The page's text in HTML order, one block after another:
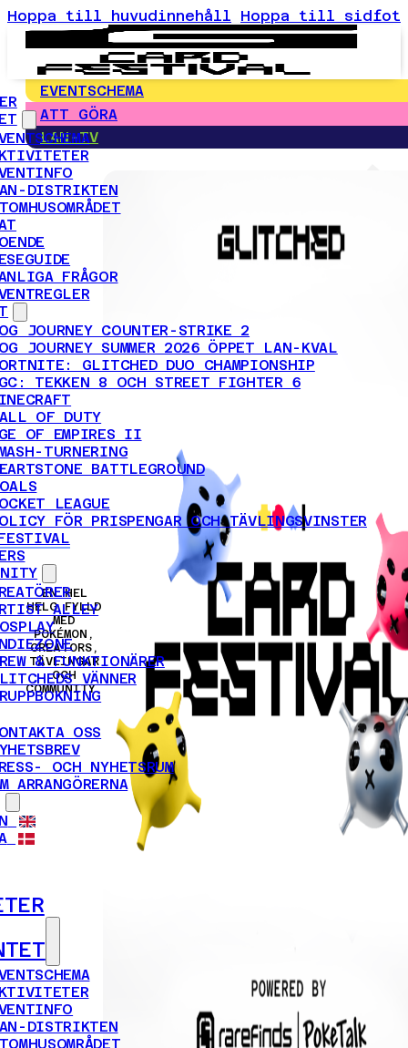
Hoppa till huvudinnehåll Hoppa till sidfot
DISTRIKTEN
FRÅGOR
JOURNEY COUNTER-STRIKE 2
JOURNEY SUMMER 2026 ÖPPET LAN-KVAL
GLITCHED DUO CHAMPIONSHIP
TEKKEN 8 OCH STREET FIGHTER 6
OF DUTY
OF EMPIRES II
TURNERING
BATTLEGROUND
LEAGUE
FÖR PRISPENGAR OCH TÄVLINGSVINSTER
ALLEY
& FUNKTIONÄRER
VÄNNER
OSS
OCH NYHETSRUM
ARRANGÖRERNA
DISTRIKTEN
EVENTSCHEMA
ATT GÖRA
LAN-TV
EN HEL
HELG FYLLD
MED
POKÉMON,
CREATORS,
TÄVLINGAR
OCH
COMMUNITY.